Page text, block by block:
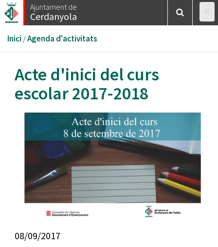
Vés
al
Ajuntament de
Cerdanyola
Esteu
aquí
Inici /Agenda d'activitats
Acte d'inici del curs
escolar 2017-2018
08/09/2017